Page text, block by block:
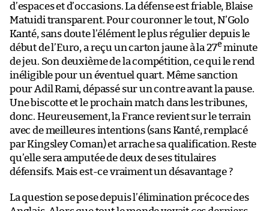
d’espaces et d’occasions. La défense est friable, Blaise
Matuidi transparent. Pour couronner le tout, N’Golo
Kanté, sans doute l’élément le plus régulier depuis le
début de l’Euro, a reçu un carton jaune à la 27e minute
de jeu. Son deuxième de la compétition, ce qui le rend
inéligible pour un éventuel quart. Même sanction
pour Adil Rami, dépassé sur un contre avant la pause.
Une biscotte et le prochain match dans les tribunes,
donc. Heureusement, la France revient sur le terrain
avec de meilleures intentions (sans Kanté, remplacé
par Kingsley Coman) et arrache sa qualification. Reste
qu’elle sera amputée de deux de ses titulaires
défensifs. Mais est-ce vraiment un désavantage ?
La question se pose depuis l’élimination précoce des